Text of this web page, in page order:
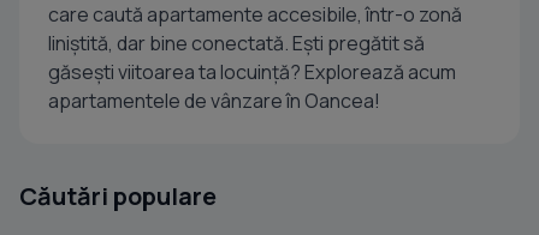
care caută apartamente accesibile, într-o zonă
liniștită, dar bine conectată. Ești pregătit să
găsești viitoarea ta locuință? Explorează acum
apartamentele de vânzare în Oancea!
Căutări populare